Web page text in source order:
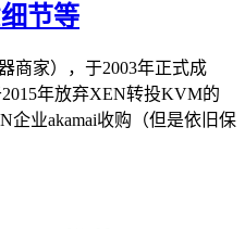
节等
商家），于2003年正式成
年放弃XEN转投KVM的
企业akamai收购（但是依旧保